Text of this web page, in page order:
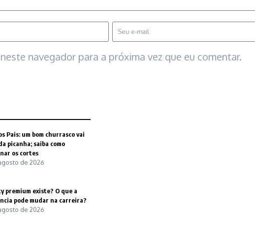
navegador para a próxima vez que eu comentar.
Pais: um bom churrasco vai
picanha; saiba como
os cortes
de 2026
premium existe? O que a
pode mudar na carreira?
de 2026